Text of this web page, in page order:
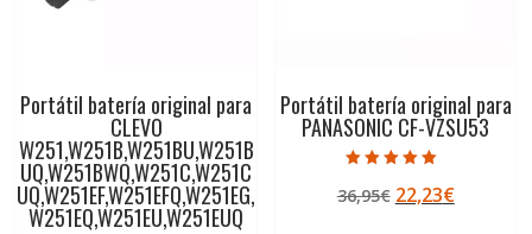
Portátil batería original para
CLEVO
W251,W251B,W251BU,W251B
UQ,W251BWQ,W251C,W251C
UQ,W251EF,W251EFQ,W251EG,
W251EQ,W251EU,W251EUQ
Portátil batería original para
PANASONIC CF-VZSU53
5.00
de 5
36,95€ El
22,23€El